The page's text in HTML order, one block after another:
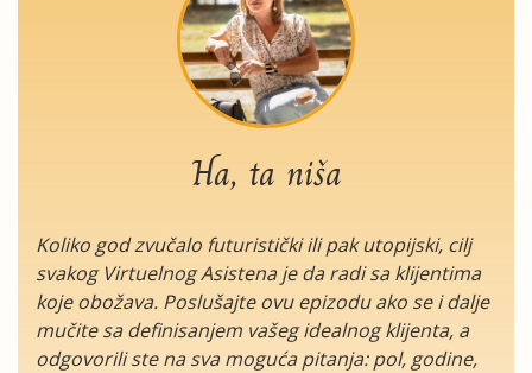
Ha, ta niša
Koliko god zvučalo futuristički ili pak utopijski, cilj
svakog Virtuelnog Asistena je da radi sa klijentima
koje obožava. Poslušajte ovu epizodu ako se i dalje
mučite sa definisanjem vašeg idealnog klijenta, a
odgovorili ste na sva moguća pitanja: pol, godine,